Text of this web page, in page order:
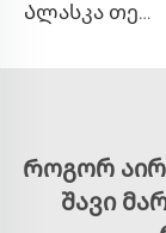
Ალასკა თეთრი ნატურალური ქვის მარმარილო ნაცრისფერი ლაქების დაშლილი ტექსტურით
Როგორ
შავი